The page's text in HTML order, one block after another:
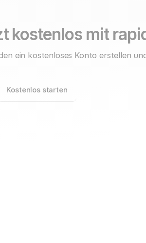
kostenlos mit
ein kostenloses Konto erstellen
Kostenlos starten